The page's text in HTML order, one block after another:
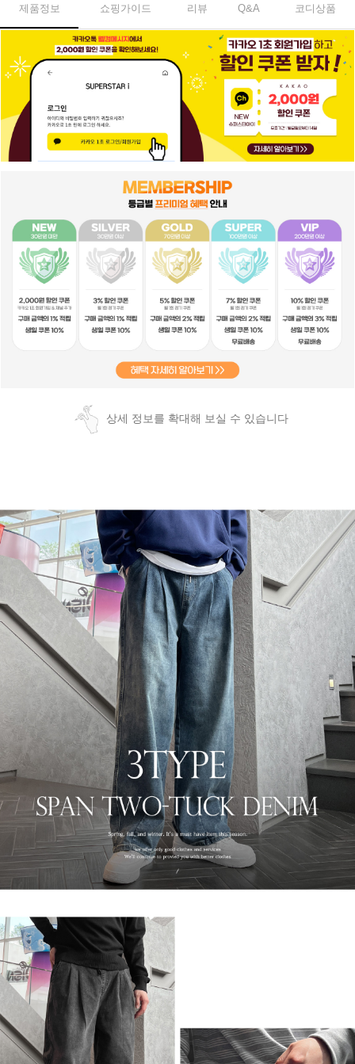
제품정보 쇼핑가이드 리뷰 Q&A 코디상품
상세 정보를 확대해 보실 수 있습니다